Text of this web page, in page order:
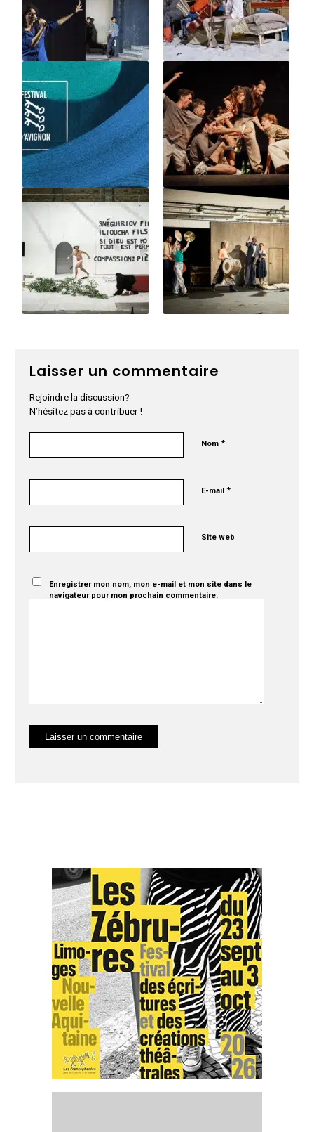
Laisser un commentaire
Rejoindre la discussion?
N’hésitez pas à contribuer !
Nom*
E-mail*
Site web
Enregistrer mon nom, mon e-mail et mon site dans le
navigateur pour mon prochain commentaire.